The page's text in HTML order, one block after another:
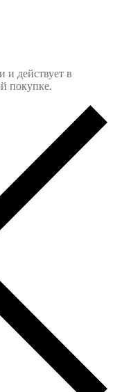
и действует в
покупке.